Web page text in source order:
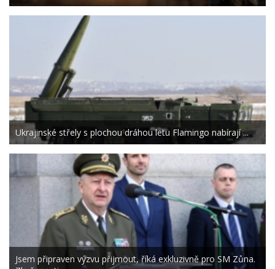
Ukrajinské střely s plochou dráhou letu Flamingo nabírají ...
Jsem připraven výzvu přijmout, říká exkluzivně pro SM Zůna.